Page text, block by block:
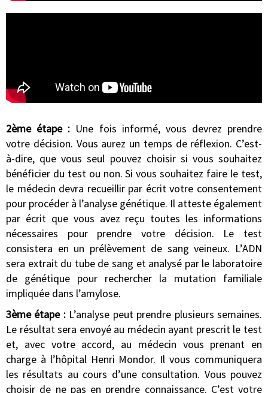
2ème étape : Une fois informé, vous devrez prendre
votre décision. Vous aurez un temps de réflexion. C’est-
à-dire, que vous seul pouvez choisir si vous souhaitez
bénéficier du test ou non. Si vous souhaitez faire le test,
le médecin devra recueillir par écrit votre consentement
pour procéder à l’analyse génétique. Il atteste également
par écrit que vous avez reçu toutes les informations
nécessaires pour prendre votre décision. Le test
consistera en un prélèvement de sang veineux. L’ADN
sera extrait du tube de sang et analysé par le laboratoire
de génétique pour rechercher la mutation familiale
impliquée dans l’amylose.
3ème étape :L’analyse peut prendre plusieurs semaines.
Le résultat sera envoyé au médecin ayant prescrit le test
et, avec votre accord, au médecin vous prenant en
charge à l’hôpital Henri Mondor. Il vous communiquera
les résultats au cours d’une consultation. Vous pouvez
choisir de ne pas en prendre connaissance. C’est votre